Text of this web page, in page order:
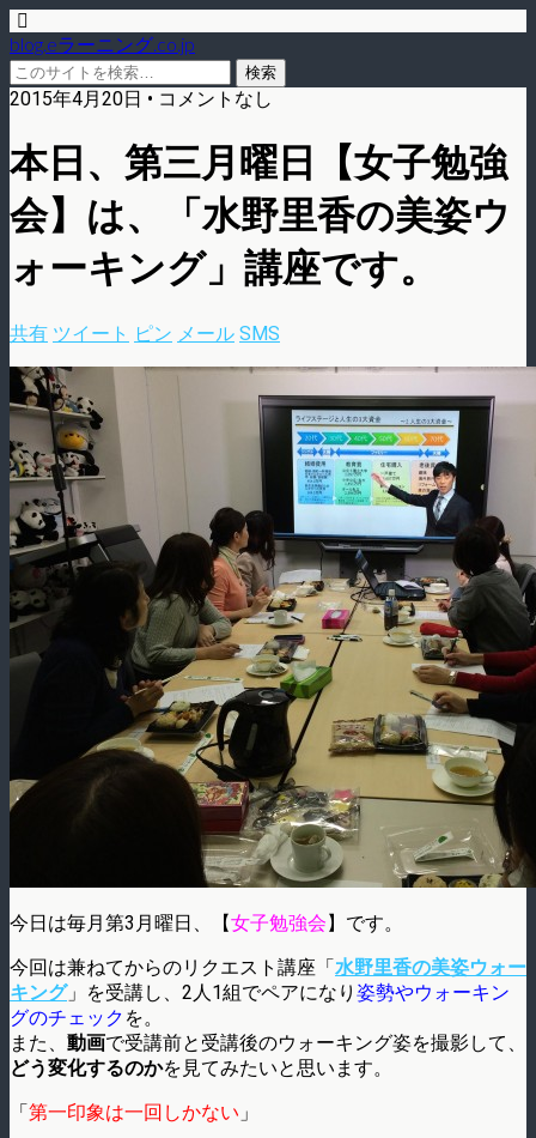
blog.eラーニング.co.jp
2015年4月20日 • コメントなし
本日、第三月曜日【女子勉強
会】は、「水野里香の美姿ウ
ォーキング」講座です。
共有 ツイート ピン メール SMS
今日は毎月第3月曜日、【女子勉強会】です。
今回は兼ねてからのリクエスト講座「水野里香の美姿ウォー
キング」を受講し、2人1組でペアになり 姿勢やウォーキン
グのチェック を。
また、 動画で受講前と受講後のウォーキング姿を撮影して、
どう変化するのかを見てみたいと思います。
「第一印象は一回しかない 」